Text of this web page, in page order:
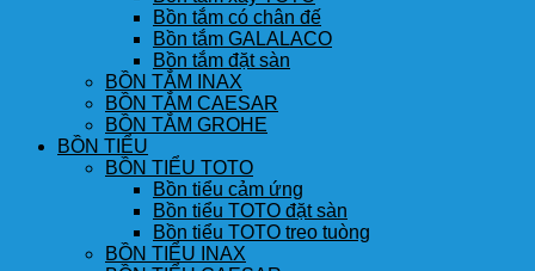
Bồn tắm có chân đế
Bồn tắm GALALACO
Bồn tắm đặt sàn
BỒN TẮM INAX
BỒN TẮM CAESAR
BỒN TẮM GROHE
BỒN TIỂU
BỒN TIỂU TOTO
Bồn tiểu cảm ứng
Bồn tiểu TOTO đặt sàn
Bồn tiểu TOTO treo tuòng
BỒN TIỂU INAX